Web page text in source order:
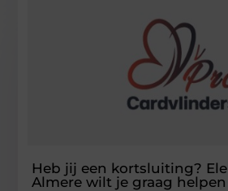
Heb jij een kortsluiting?
Almere wilt je graag helpen